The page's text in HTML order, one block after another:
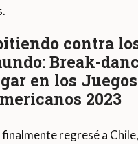
contra
Break-
en los Juegos
2023
regresé a